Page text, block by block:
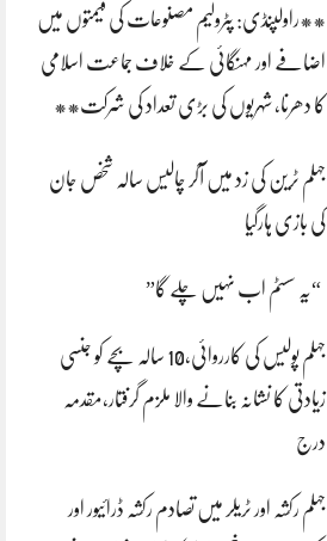
**راولپنڈی: پٹرولیم مصنوعات کی قیمتوں میں
اضافے اور مہنگائی کے خلاف جماعت اسلامی
کا دھرنا، شہریوں کی بڑی تعداد کی شرکت**
جہلم ٹرین کی زد میں آکر چالیس سالہ شخص جان
کی بازی ہارگیا
“یہ سسٹم اب نہیں چلے گا”
جہلم پولیس کی کارروائی،10 سالہ بچے کو جنسی
زیادتی کا نشانہ بنانے والا ملزم گرفتار،مقدمہ
درج
جہلم رکشہ اور ٹریلر میں تصادم رکشہ ڈرائیور اور